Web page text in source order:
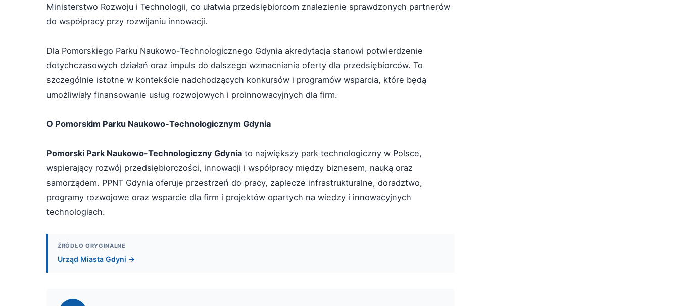
Ministerstwo Rozwoju i Technologii, co ułatwia przedsiębiorcom znalezienie sprawdzonych partnerów
do współpracy przy rozwijaniu innowacji.
Dla Pomorskiego Parku Naukowo-Technologicznego Gdynia akredytacja stanowi potwierdzenie
dotychczasowych działań oraz impuls do dalszego wzmacniania oferty dla przedsiębiorców. To
szczególnie istotne w kontekście nadchodzących konkursów i programów wsparcia, które będą
umożliwiały finansowanie usług rozwojowych i proinnowacyjnych dla firm.
O Pomorskim Parku Naukowo-Technologicznym Gdynia
Pomorski Park Naukowo-Technologiczny Gdynia to największy park technologiczny w Polsce,
wspierający rozwój przedsiębiorczości, innowacji i współpracy między biznesem, nauką oraz
samorządem. PPNT Gdynia oferuje przestrzeń do pracy, zaplecze infrastrukturalne, doradztwo,
programy rozwojowe oraz wsparcie dla firm i projektów opartych na wiedzy i innowacyjnych
technologiach.
ŹRÓDŁO ORYGINALNE
Urząd Miasta Gdyni →